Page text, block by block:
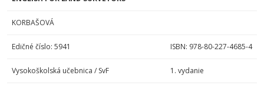
KORBAŠOVÁ
Edičné číslo: 5941 ISBN: 978-80-227-4685-4
Vysokoškolská učebnica / SvF 1. vydanie